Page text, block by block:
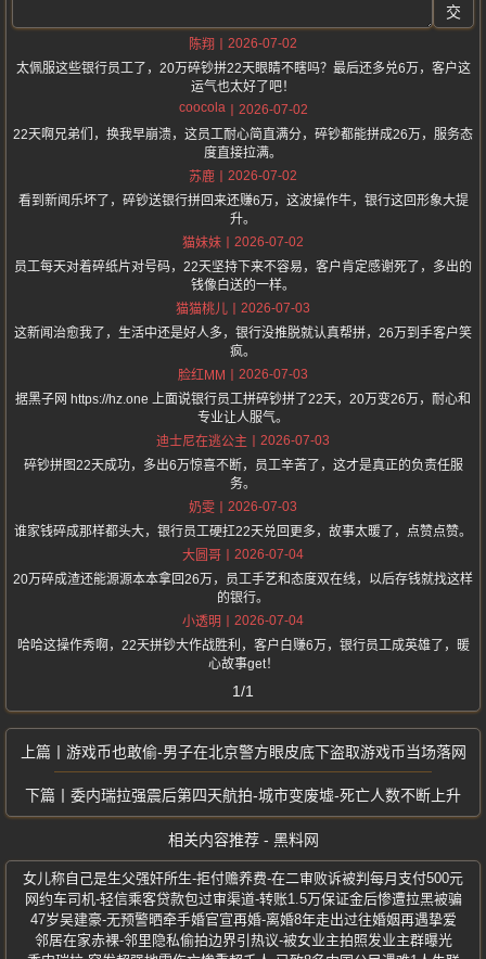
交
陈翔
2026-07-02
太佩服这些银行员工了，20万碎钞拼22天眼睛不瞎吗？最后还多兑6万，客户这
运气也太好了吧！
coocola
2026-07-02
22天啊兄弟们，换我早崩溃，这员工耐心简直满分，碎钞都能拼成26万，服务态
度直接拉满。
苏鹿
2026-07-02
看到新闻乐坏了，碎钞送银行拼回来还赚6万，这波操作牛，银行这回形象大提
升。
猫妹妹
2026-07-02
员工每天对着碎纸片对号码，22天坚持下来不容易，客户肯定感谢死了，多出的
钱像白送的一样。
猫猫桃儿
2026-07-03
这新闻治愈我了，生活中还是好人多，银行没推脱就认真帮拼，26万到手客户笑
疯。
脸红MM
2026-07-03
据黑子网 https://hz.one 上面说银行员工拼碎钞拼了22天，20万变26万，耐心和
专业让人服气。
迪士尼在逃公主
2026-07-03
碎钞拼图22天成功，多出6万惊喜不断，员工辛苦了，这才是真正的负责任服
务。
奶雯
2026-07-03
谁家钱碎成那样都头大，银行员工硬扛22天兑回更多，故事太暖了，点赞点赞。
大圆哥
2026-07-04
20万碎成渣还能源源本本拿回26万，员工手艺和态度双在线，以后存钱就找这样
的银行。
小透明
2026-07-04
哈哈这操作秀啊，22天拼钞大作战胜利，客户白赚6万，银行员工成英雄了，暖
心故事get！
1/1
游戏币也敢偷-男子在北京警方眼皮底下盗取游戏币当场落网
委内瑞拉强震后第四天航拍-城市变废墟-死亡人数不断上升
相关内容推荐 - 黑料网
女儿称自己是生父强奸所生-拒付赡养费-在二审败诉被判每月支付500元
网约车司机-轻信乘客贷款包过审渠道-转账1.5万保证金后惨遭拉黑被骗
47岁吴建豪-无预警晒牵手婚官宣再婚-离婚8年走出过往婚姻再遇挚爱
邻居在家赤裸-邻里隐私偷拍边界引热议-被女业主拍照发业主群曝光